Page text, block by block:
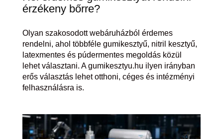
érzékeny bőrre?
Olyan szakosodott webáruházból érdemes
rendelni, ahol többféle gumikesztyű, nitril kesztyű,
latexmentes és púdermentes megoldás közül
lehet választani. A gumikesztyu.hu ilyen irányban
erős választás lehet otthoni, céges és intézményi
felhasználásra is.